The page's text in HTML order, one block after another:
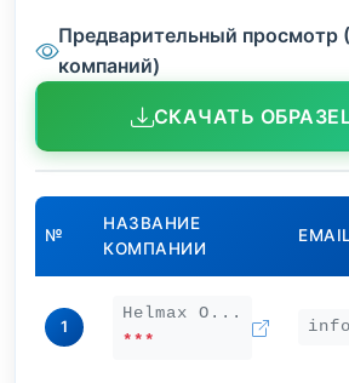
Предварительный просмотр
компаний)
СКАЧАТЬ
№
НАЗВАНИЕ
КОМПАНИИ
EMAIL
1
Helmax О...
***